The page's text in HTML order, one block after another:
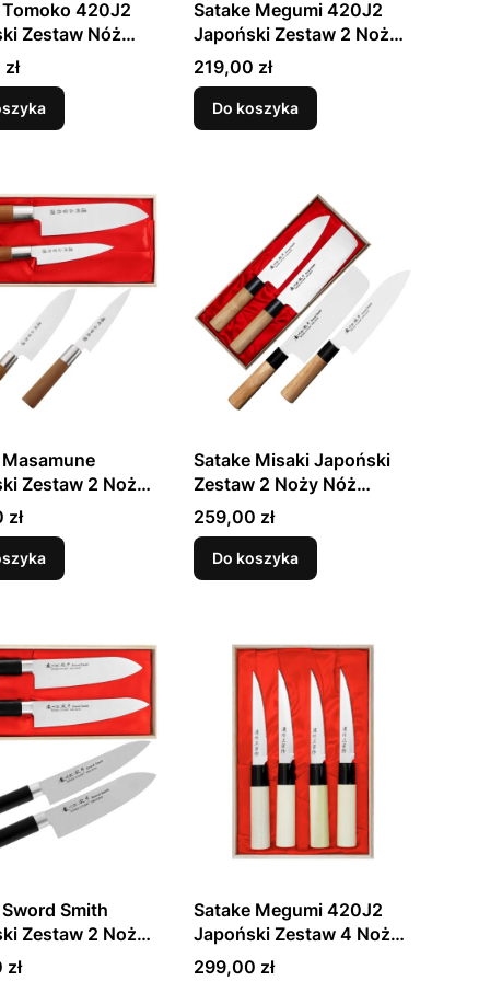
Tomoko 420J2
Zestaw Nóż
17cm i Nakiri
Satake Megumi 420J2
Japoński Zestaw 2 Noży
Uniwersalny 12cm i Szefa
Kuchni 21cm w
Drewnianym Etui
Cena
219,00 zł
Do koszyka
Zestaw 2 Noży
17cm i
12cm w
Etui
Satake Misaki Japoński
Zestaw 2 Noży Nóż
Santoku 17cm i Nakiri
16cm
Cena
259,00 zł
Do koszyka
Smith
Zestaw 2 Noży
17cm i Szefa
Satake Megumi 420J2
Japoński Zestaw 4 Noży
Do Steków w
Cena
299,00 zł